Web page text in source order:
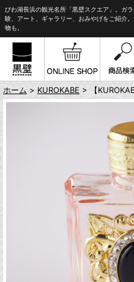
びわ湖長浜の観光名所「黒壁スクエア」。ガ
験、アート、ギャラリー、おみやげをご紹介
物も。
ホーム > KUROKABE > 【